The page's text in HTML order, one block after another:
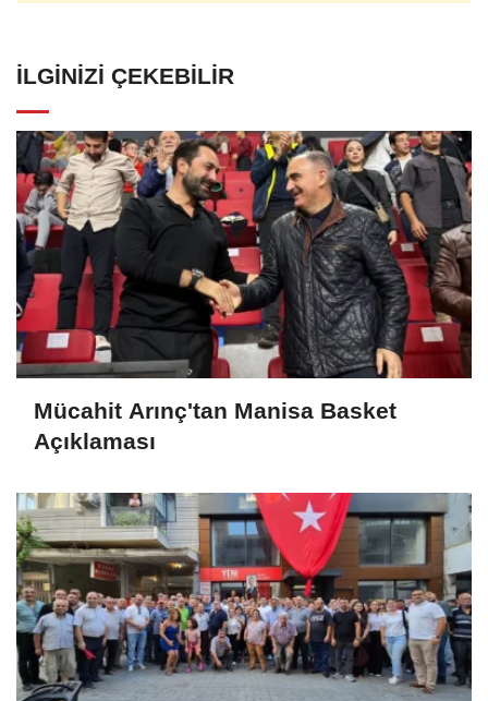
İLGINIZI ÇEKEBILIR
Mücahit Arınç'tan Manisa Basket
Açıklaması